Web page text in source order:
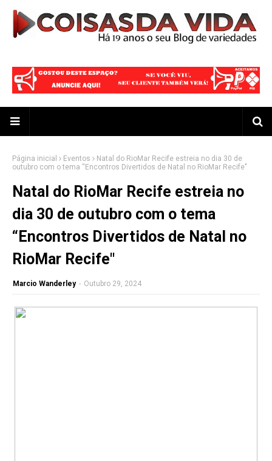
Página inicial Eventos
Natal do RioMar Recife estreia no dia 30 de
outubro com o tema “Encontros Divertidos de Natal no RioMar Recife"
Natal do RioMar Recife estreia no
dia 30 de outubro com o tema
“Encontros Divertidos de Natal no
RioMar Recife"
Marcio Wanderley - Outubro 29, 2024